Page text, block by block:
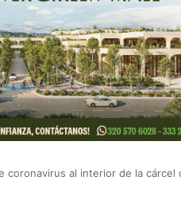
coronavirus al interior de la cárcel